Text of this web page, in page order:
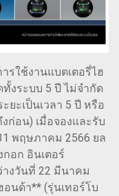
รใช้งานแบตเตอรี่ไฮ
งระบบ 5 ปี ไม่จำกัด
ยะเป็นเวลา 5 ปี หรือ
ก่อน) เมื่อจองและรับ
พฤษภาคม 2566 ยล
อก อินเตอร์
างวันที่ 22 มีนาคม
อนด้า** (รุ่นเทอร์โบ